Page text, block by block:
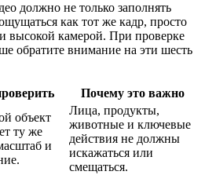
должно не только заполнять
как тот же кадр, просто
высокой камерой. При проверке
обратите внимание на эти шесть
Почему это важно
объект
ту же
и
Лица, продукты,
животные и ключевые
действия не должны
искажаться или
смещаться.